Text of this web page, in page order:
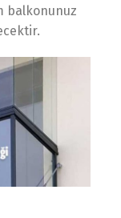
balkonunuz